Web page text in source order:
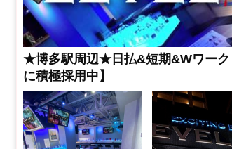
★博多駅周辺★日払&短期&Wワー
に積極採用中】